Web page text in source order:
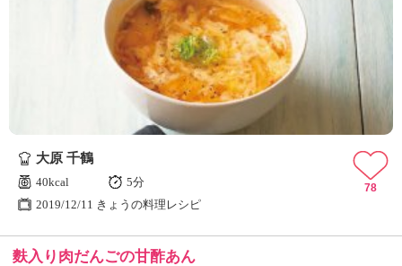
大原 千鶴
40kcal
5分
2019/12/11 きょうの料理レシピ
78
麩入り肉だんごの甘酢あん